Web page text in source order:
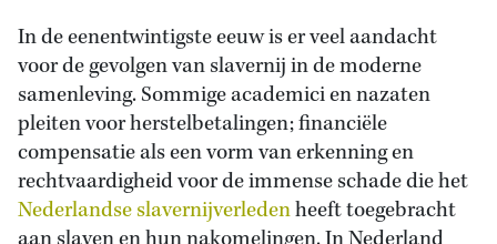
In de eenentwintigste eeuw is er veel aandacht
voor de gevolgen van slavernij in de moderne
samenleving. Sommige academici en nazaten
pleiten voor herstelbetalingen; financiële
compensatie als een vorm van erkenning en
rechtvaardigheid voor de immense schade die het
Nederlandse slavernijverledenheeft toegebracht